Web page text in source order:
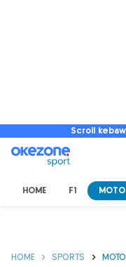
Scroll
HOME F1
HOME SPORTS